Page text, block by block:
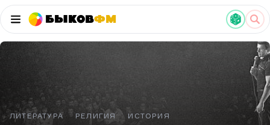
БыковФМ
ЛИТЕРАТУРА РЕЛИГИЯ ИСТОРИЯ